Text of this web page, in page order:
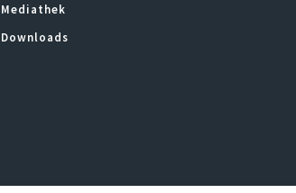
Mediathek
Downloads